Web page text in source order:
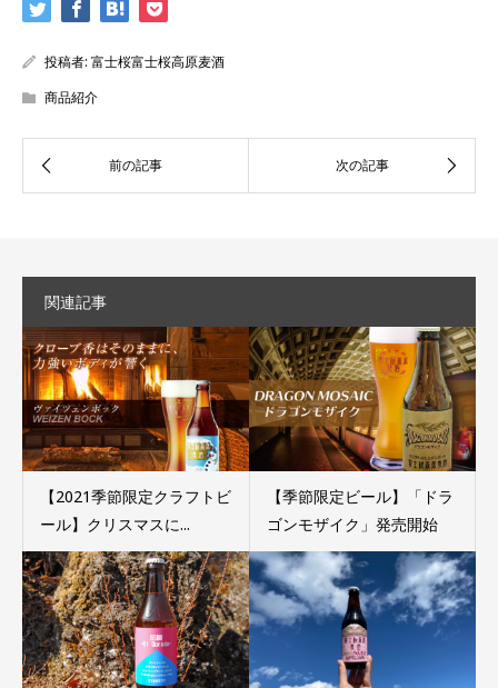
投稿者: 富士桜富士桜高原麦酒
商品紹介
関連記事
【2021季節限定クラフトビ
ール】クリスマスに...
【季節限定ビール】「ドラ
ゴンモザイク」発売開始